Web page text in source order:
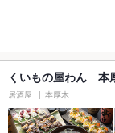
くいもの屋わん 本
居酒屋 本厚木